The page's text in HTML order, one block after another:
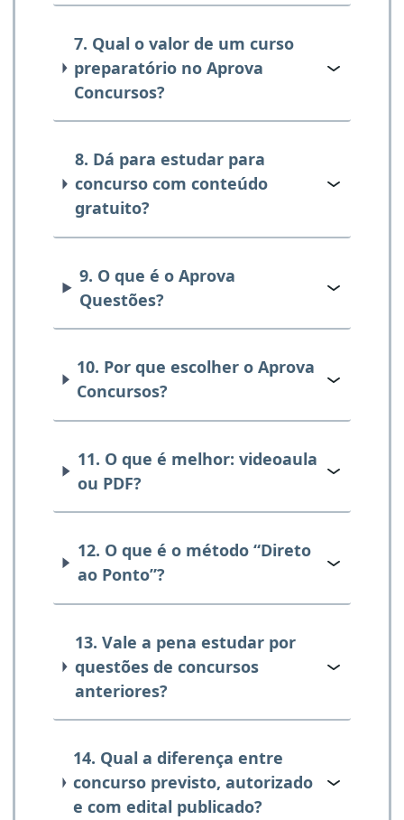
7. Qual o valor de um curso
preparatório no Aprova
Concursos?
8. Dá para estudar para
concurso com conteúdo
gratuito?
9. O que é o Aprova
Questões?
10. Por que escolher o Aprova
Concursos?
11. O que é melhor: videoaula
ou PDF?
12. O que é o método “Direto
ao Ponto”?
13. Vale a pena estudar por
questões de concursos
anteriores?
14. Qual a diferença entre
concurso previsto, autorizado
e com edital publicado?